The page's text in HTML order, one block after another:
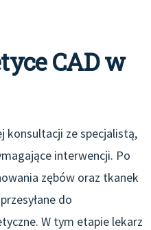
CAD w
konsultacji ze specjalistą,
interwencji. Po
zębów oraz tkanek
do
W tym etapie lekarz